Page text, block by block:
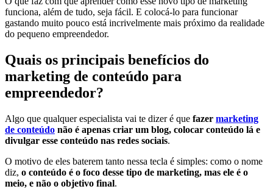
funciona, além de tudo, seja fácil. E colocá-lo para funcionar
gastando muito pouco está incrivelmente mais próximo da realidade
do pequeno empreendedor.
Quais os principais benefícios do
marketing de conteúdo para
empreendedor?
Algo que qualquer especialista vai te dizer é que fazer marketing
de conteúdo não é apenas criar um blog, colocar conteúdo lá e
divulgar esse conteúdo nas redes sociais.
O motivo de eles baterem tanto nessa tecla é simples: como o nome
diz, o conteúdo é o foco desse tipo de marketing, mas ele é o
meio, e não o objetivo final.